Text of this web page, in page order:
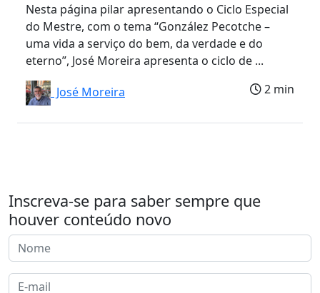
Nesta página pilar apresentando o Ciclo Especial
do Mestre, com o tema “González Pecotche –
uma vida a serviço do bem, da verdade e do
eterno”, José Moreira apresenta o ciclo de ...
José Moreira
2 min
Inscreva-se para saber sempre que
houver conteúdo novo